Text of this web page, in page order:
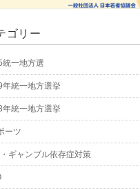
ゴリー
統一地方選
年統一地方選挙
年統一地方選挙
ーツ
・ギャンブル依存症対策